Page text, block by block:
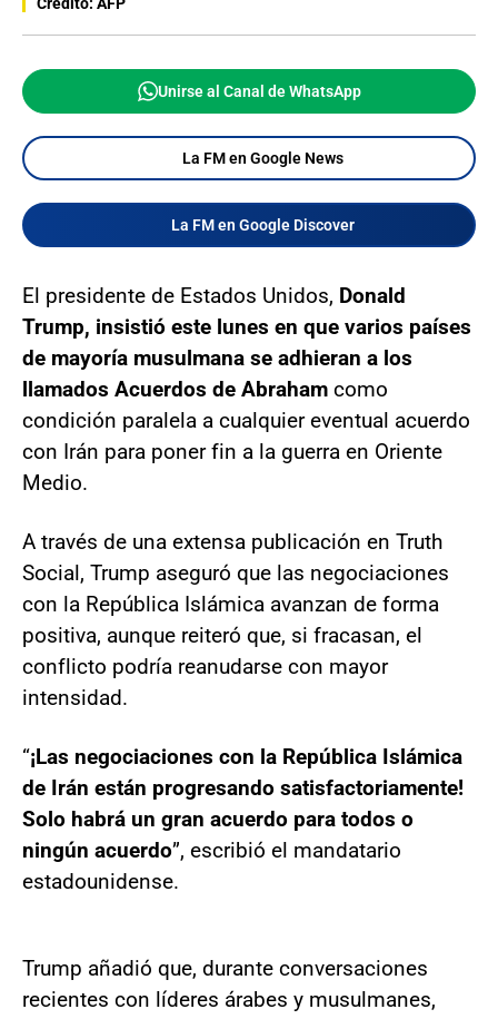
Unirse al Canal de WhatsApp
La FM en Google News
La FM en Google Discover
El presidente de Estados Unidos, Donald
Trump, insistió este lunes en que varios países
de mayoría musulmana se adhieran a los
llamados Acuerdos de Abraham como
condición paralela a cualquier eventual acuerdo
con Irán para poner fin a la guerra en Oriente
Medio.
A través de una extensa publicación en Truth
Social, Trump aseguró que las negociaciones
con la República Islámica avanzan de forma
positiva, aunque reiteró que, si fracasan, el
conflicto podría reanudarse con mayor
intensidad.
“¡Las negociaciones con la República Islámica
de Irán están progresando satisfactoriamente!
Solo habrá un gran acuerdo para todos o
ningún acuerdo”, escribió el mandatario
estadounidense.
Trump añadió que, durante conversaciones
recientes con líderes árabes y musulmanes,